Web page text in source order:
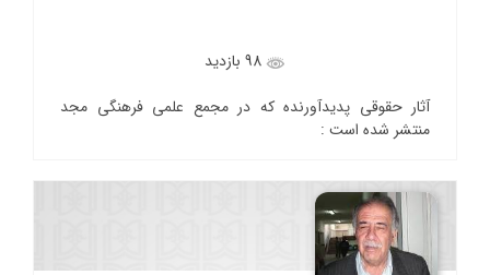
آثار حقوقی پدیدآورنده که در مجمع علمی فرهنگی مجد
منتشر شده است :